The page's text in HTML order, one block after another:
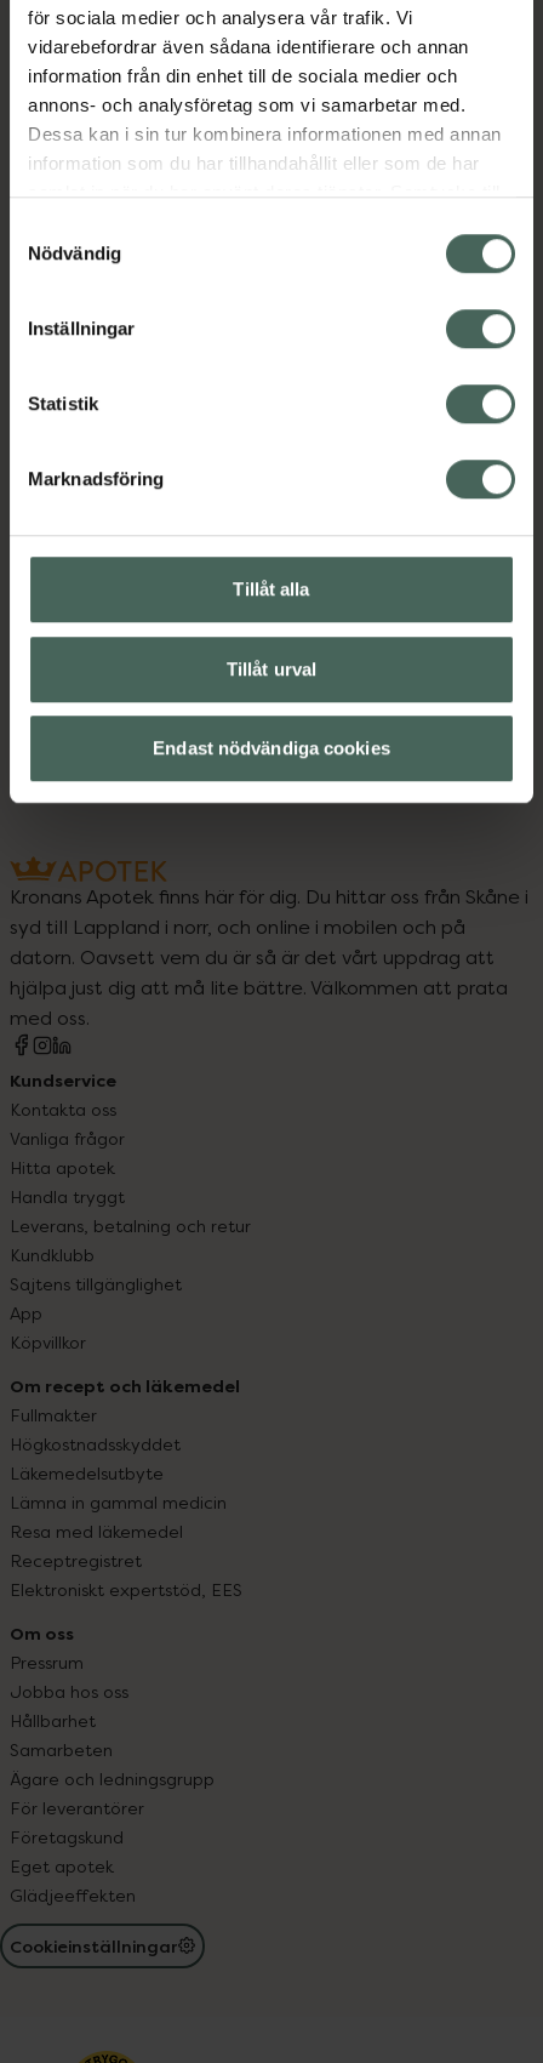
för sociala medier och analysera vår trafik. Vi
vidarebefordrar även sådana identifierare och annan
information från din enhet till de sociala medier och
annons- och analysföretag som vi samarbetar med.
Dessa kan i sin tur kombinera informationen med annan
information som du har tillhandahållit eller som de har
samlat in när du har använt deras tjänster. Samtycke till
återkalla ditt samtycke via webbplatsens
cookieinställningar. Ett återkallat samtycke påverkar inte
lagligheten av behandling som skett innan återkallelsen.
Nödvändig
Inställningar
Statistik
Marknadsföring
Tillåt alla
Tillåt urval
Endast nödvändiga cookies
Särskilt fördelaktig för matt och trött hud
med tecken på åldrande, linjer, rynkor,
åldersfläckar, brist på lyster, tilltäppta porer
och akne.
Jämförpris 5500 kr/l
Ansiktsmask
Omdömen Visa
Visa
Upptäck flera produkter inom
Ansiktsvård
Kronans Apotek finns här för dig. Du hittar oss från Skåne i
syd till Lappland i norr, och online i mobilen och på
datorn. Oavsett vem du är så är det vårt uppdrag att
hjälpa just dig att må lite bättre. Välkommen att prata
med oss.
Kundservice
Kontakta oss
Vanliga frågor
Hitta apotek
Handla tryggt
Leverans, betalning och retur
Kundklubb
Sajtens tillgänglighet
App
Köpvillkor
Om recept och läkemedel
Fullmakter
Högkostnadsskyddet
Läkemedelsutbyte
Lämna in gammal medicin
Resa med läkemedel
Receptregistret
Elektroniskt expertstöd, EES
Om oss
Pressrum
Jobba hos oss
Hållbarhet
Samarbeten
Ägare och ledningsgrupp
För leverantörer
Företagskund
Eget apotek
Glädjeeffekten
Cookieinställningar